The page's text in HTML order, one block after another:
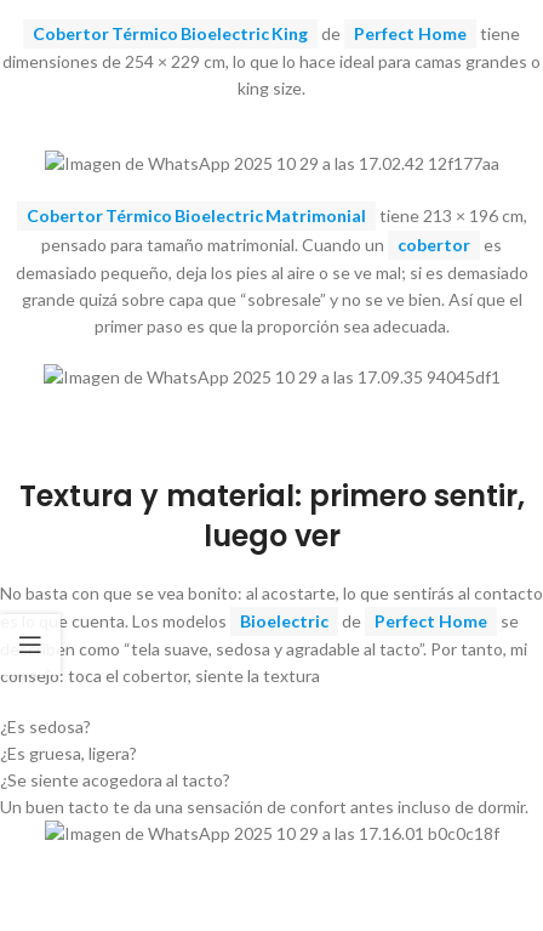
Cobertor Térmico Bioelectric King de Perfect Home
tiene
dimensiones de 254 × 229 cm, lo que lo hace ideal para camas grandes o
king size.
Cobertor Térmico Bioelectric Matrimonial
tiene 213 × 196 cm,
pensado para tamaño matrimonial. Cuando un
cobertor
es
demasiado pequeño, deja los pies al aire o se ve mal; si es demasiado
grande quizá sobre capa que “sobresale” y no se ve bien. Así que el
primer paso es que la proporción sea adecuada.
Textura y material: primero sentir,
luego ver
No basta con que se vea bonito: al acostarte, lo que sentirás al contacto
es lo que cuenta. Los modelos
Bioelectric de Perfect Home
se
describen como “tela suave, sedosa y agradable al tacto”. Por tanto, mi
consejo: toca el cobertor, siente la textura
¿Es sedosa?
¿Es gruesa, ligera?
¿Se siente acogedora al tacto?
Un buen tacto te da una sensación de confort antes incluso de dormir.